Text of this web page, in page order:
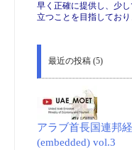
早く正確に提供し、少
立つことを目指しており
最近の投稿 (5)
アラブ首長国連邦
(embedded) vol.3